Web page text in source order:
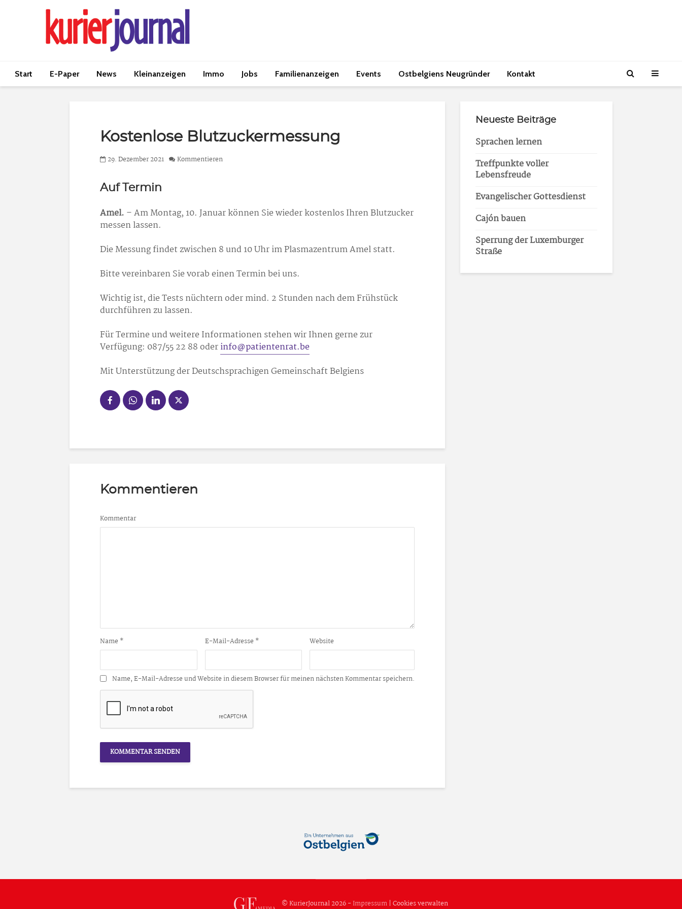
Start E-Paper News Kleinanzeigen Immo Jobs Familienanzeigen Events Ostbelgiens Neugründer Kontakt
Kostenlose Blutzuckermessung
29. Dezember 2021 Kommentieren
Auf Termin
Amel. – Am Montag, 10. Januar können Sie wieder kostenlos Ihren Blutzucker
messen lassen.
Die Messung findet zwischen 8 und 10 Uhr im Plasmazentrum Amel statt.
Bitte vereinbaren Sie vorab einen Termin bei uns.
Wichtig ist, die Tests nüchtern oder mind. 2 Stunden nach dem Frühstück
durchführen zu lassen.
Für Termine und weitere Informationen stehen wir Ihnen gerne zur
Verfügung: 087/55 22 88 oderinfo@patientenrat.be
Mit Unterstützung der Deutschsprachigen Gemeinschaft Belgiens
Kommentieren
Kommentar
Name * E-Mail-Adresse * Website
Name, E-Mail-Adresse und Website in diesem Browser für meinen nächsten Kommentar speichern.
Neueste Beiträge
Sprachen lernen
Treffpunkte voller
Lebensfreude
Evangelischer Gottesdienst
Cajón bauen
Sperrung der Luxemburger
Straße
© KurierJournal 2026 -Impressum |Cookies verwalten